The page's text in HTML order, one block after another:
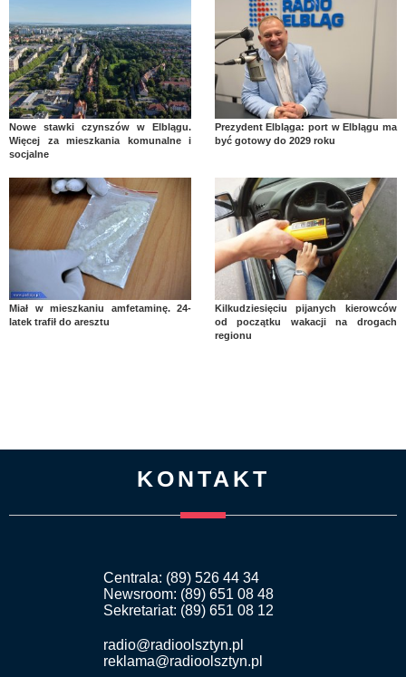
Nowe stawki czynszów w Elblągu.
Więcej za mieszkania komunalne i
socjalne
Prezydent Elbląga: port w Elblągu ma
być gotowy do 2029 roku
Miał w mieszkaniu amfetaminę. 24-
latek trafił do aresztu
Kilkudziesięciu pijanych kierowców
od początku wakacji na drogach
regionu
KONTAKT
Centrala: (89) 526 44 34
Newsroom: (89) 651 08 48
Sekretariat: (89) 651 08 12
radio@radioolsztyn.pl
reklama@radioolsztyn.pl